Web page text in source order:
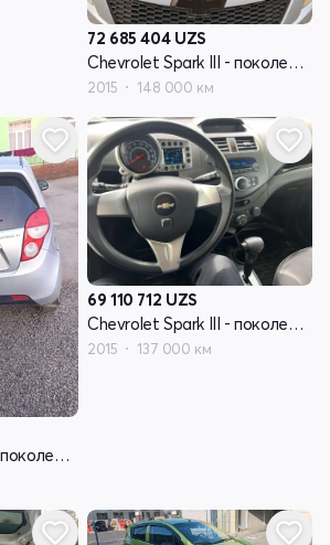
72 685 404 UZS
Chevrolet Spark III - поколение
2015 148 000 км
Chevrolet Spark III - поколение
69 110 712 UZS
Chevrolet Spark III - поколение
2015 137 000 км